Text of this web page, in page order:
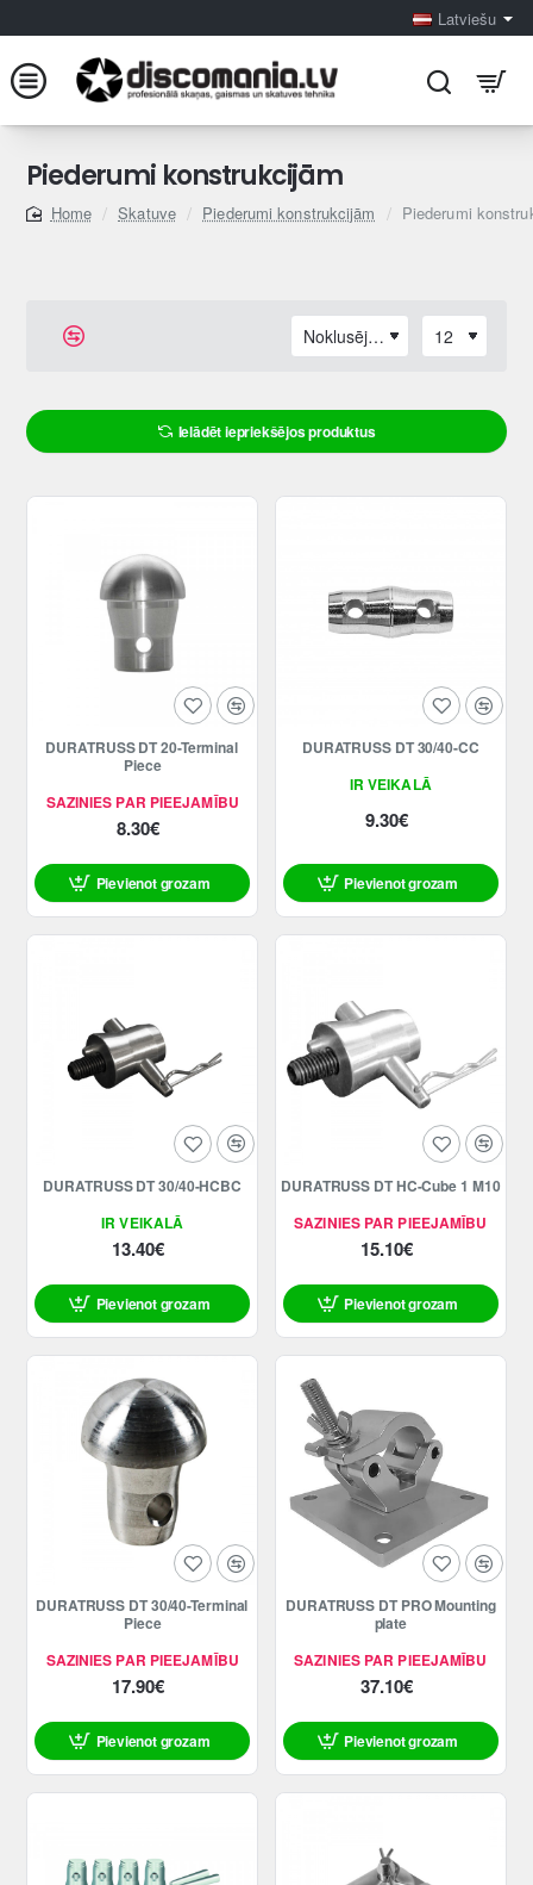
Latviešu
Piederumi konstrukcijām
home
Skatuve Piederumi konstrukcijām Piederumi
Ielādēt iepriekšējos produktus
SAZINIES PAR PIEEJAMĪBU
DURATRUSS DT 20-Terminal
Piece
8.30€
Pievienot grozam
IR VEIKALĀ
DURATRUSS DT 30/40-CC
9.30€
Pievienot grozam
IR VEIKALĀ
DURATRUSS DT 30/40-HCBC
13.40€
Pievienot grozam
SAZINIES PAR PIEEJAMĪBU
DURATRUSS DT HC-Cube 1 M10
15.10€
Pievienot grozam
SAZINIES PAR PIEEJAMĪBU
DURATRUSS DT 30/40-Terminal
Piece
17.90€
Pievienot grozam
SAZINIES PAR PIEEJAMĪBU
DURATRUSS DT PRO Mounting
plate
37.10€
Pievienot grozam